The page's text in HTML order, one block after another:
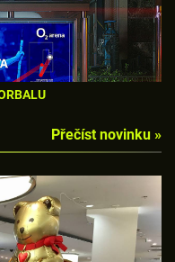
Přečíst novinku »